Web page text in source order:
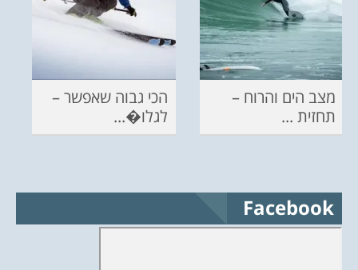
מצב הים והרוח –
תחזית ...
הכי גבוה שאפשר –
לגלו�...
Facebook